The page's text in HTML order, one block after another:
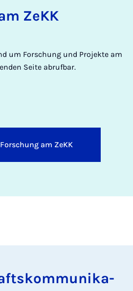
ZeKK
um Forschung und Projekte am
Seite abrufbar.
Forschung am ZeKK